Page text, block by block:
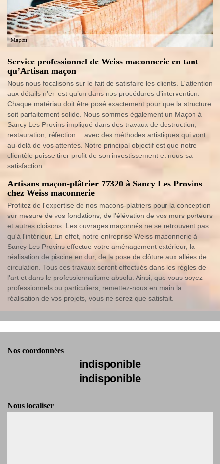
Service professionnel de Weiss maconnerie en tant
qu’Artisan maçon
Nous nous focalisons sur le fait de satisfaire les clients. L'attention
aux détails n’en est qu’un dans nos procédures d’intervention.
Chaque matériau doit être posé exactement pour que la structure
soit parfaitement solide. Nous sommes également un Maçon à
Sancy Les Provins impliqué dans des travaux de destruction,
restauration, réfection… avec des méthodes artistiques qui vont
au-delà de vos attentes. Notre principal objectif est que notre
clientèle puisse tirer profit de son investissement et nous sa
satisfaction.
Artisans maçon-plâtrier 77320 à Sancy Les Provins
chez Weiss maconnerie
Profitez de l'expertise de nos macons-platriers pour la conception
sur mesure de vos fondations, de l'élévation de vos murs porteurs
et autres cloisons. Les ouvrages maçonnés ne se retrouvent pas
qu'à l'intérieur. En effet, notre entreprise Weiss maconnerie à
Sancy Les Provins effectue votre aménagement extérieur, la
réalisation de piscine en dur, de la pose de clôture aux allées de
circulation. Tous ces travaux seront effectués dans les règles de
l'art et dans le professionnalisme absolu. Ainsi, que vous soyez
professionnels ou particuliers, remettez-nous en main la
réalisation de vos projets, vous ne serez que satisfait.
Nos coordonnées
indisponible
indisponible
Nous localiser